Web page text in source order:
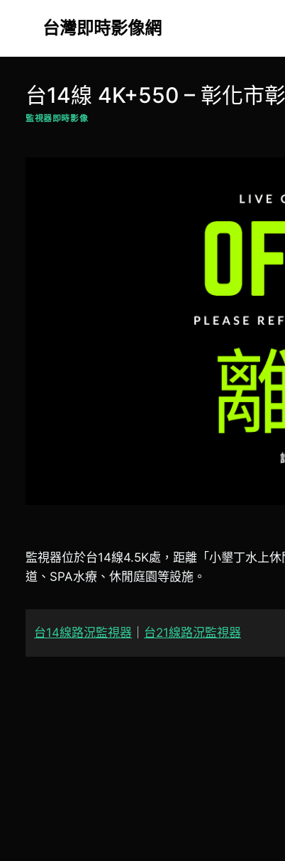
台灣即時影像網
台14線 4K+550 – 彰化市
監視器即時影像
監視器位於台14線4.5K處，距離「小墾丁水上
道、SPA水療、休閒庭園等設施。
台14線路況監視器 台21線路況監視器